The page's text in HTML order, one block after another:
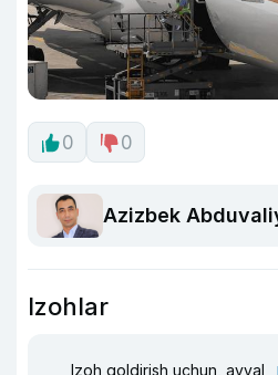
0 0
Azizbek
Izohlar
Izoh qoldirish uchun, avval